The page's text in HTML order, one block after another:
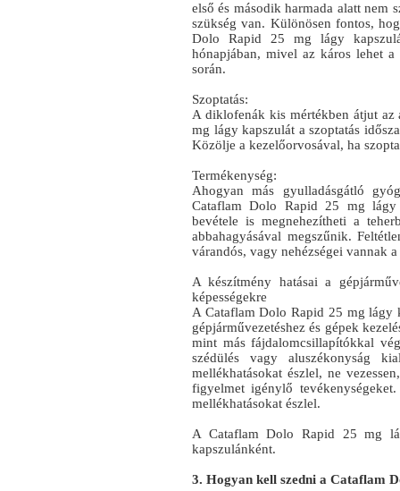
első és második harmada alatt nem
szükség van. Különösen fontos,
Dolo Rapid 25 mg lágy
hónapjában, mivel az káros lehet a
során.
Szoptatás:
A diklofenák kis mértékben átjut az
mg lágy kapszulát a szoptatás
Közölje a kezelőorvosával, ha
Termékenység:
Ahogyan más gyulladásgátló
Cataflam Dolo Rapid 25 mg lágy
bevétele is megnehezítheti a
abbahagyásával megszűnik.
várandós, vagy nehézségei vannak a
A készítmény hatásai a
képességekre
A Cataflam Dolo Rapid 25 mg lágy
gépjárművezetéshez és gépek
mint más fájdalomcsillapítókkal
szédülés vagy aluszékonyság
mellékhatásokat észlel, ne
figyelmet igénylő
mellékhatásokat észlel.
A Cataflam Dolo Rapid 25 mg
kapszulánként.
3. Hogyan kell szedni a Cataflam